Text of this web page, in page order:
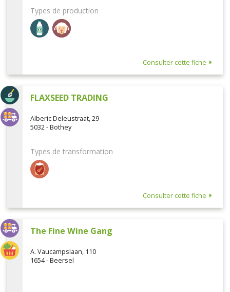
Types de production
Consulter cette fiche
FLAXSEED TRADING
Alberic Deleustraat, 29
5032 - Bothey
Types de transformation
Consulter cette fiche
The Fine Wine Gang
A. Vaucampslaan, 110
1654 - Beersel